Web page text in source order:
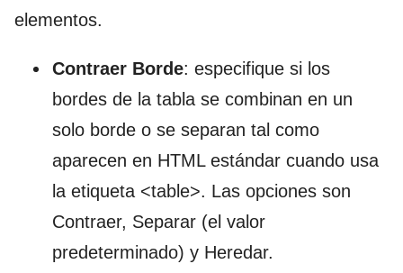
elementos.
Contraer Borde: especifique si los
bordes de la tabla se combinan en un
solo borde o se separan tal como
aparecen en HTML estándar cuando usa
la etiqueta <table>. Las opciones son
Contraer, Separar (el valor
predeterminado) y Heredar.